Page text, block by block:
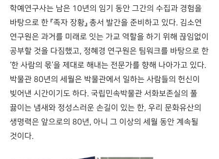
학예연구사는 남은 10년의 임기 동안 그간의 수집과 경험을
바탕으로 한 『족자 장황』 총서 발간을 준비하고 있다. 김소연
연구원은 과거를 미래로 잇는 가교 역할을 하기 위해 끊임없이
공부할 것을 다짐했고, 정혜경 연구원은 팀워크를 바탕으로 한
‘한 사람의 몫’을 제대로 해내는 전문가를 향해 나아가고 있다.
박물관 80년의 세월은 박물관에서 일하는 사람들의 헌신이
빚어낸 시간이기도 하다. 국립민속박물관 서화보존실의 풀
끓이는 냄새와 정성스러운 손길이 있는 한, 우리 문화유산의
생명력은 앞으로의 80년, 아니 그 이상의 세월 동안 계속될
것이다.